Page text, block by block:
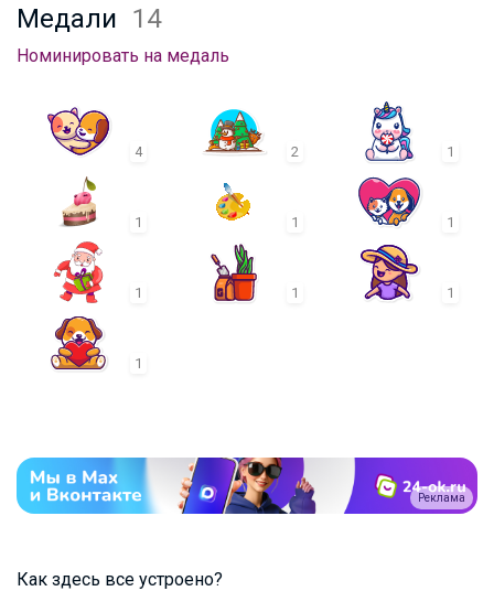
Медали 14
Номинировать на медаль
4 2 1
1 1 1
1 1 1
1
Реклама
Как здесь все устроено?